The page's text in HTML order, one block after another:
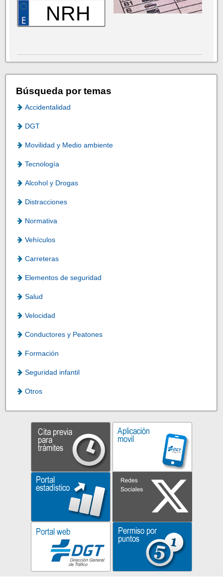
NRH
Búsqueda por temas
Accidentalidad
DGT
Movilidad y Medio ambiente
Tecnología
Alcohol y Drogas
Distracciones
Normativa
Vehículos
Carreteras
Elementos de seguridad
Salud
Velocidad
Conductores y Peatones
Formación
Seguridad infantil
Otros